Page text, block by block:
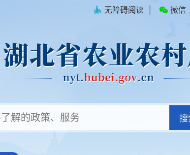
无障碍阅读 微信